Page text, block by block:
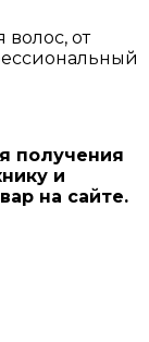
от
получения
и
на сайте.